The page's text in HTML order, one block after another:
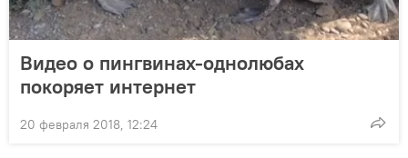
Видео о пингвинах-однолюбах
покоряет интернет
20 февраля 2018, 12:24